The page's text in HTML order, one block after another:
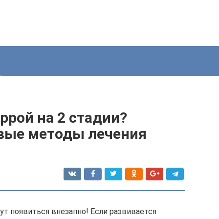
на 2 стадии?
методы лечения
появиться внезапно! Если развивается